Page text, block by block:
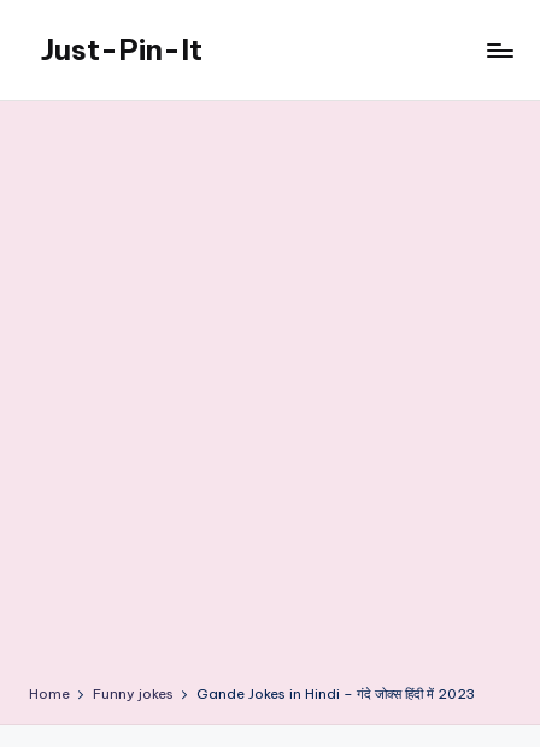
content
Just-Pin-It
Home Funny jokes Gande Jokes in Hindi – गंदे जोक्स हिंदी में 2023